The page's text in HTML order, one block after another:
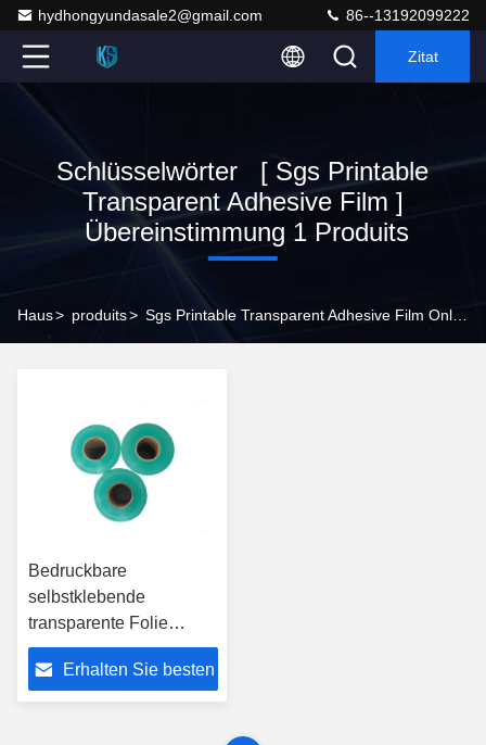
hydhongyundasale2@gmail.com 86--13192099222
Zitat
Schlüsselwörter [ Sgs Printable
Transparent Adhesive Film ]
Übereinstimmung 1 Produits
Haus> produits>
Bedruckbare
selbstklebende
transparente Folie
ROHS SGS-Soems für
ledernes Material
Erhalten Sie besten